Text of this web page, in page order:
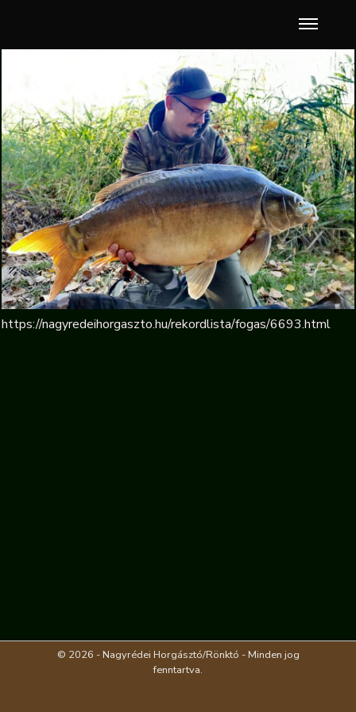
https://nagyredeihorgaszto.hu/rekordlista/fogas/6693.html
© 2026 - Nagyrédei Horgásztó/Rönktó - Minden jog
fenntartva.